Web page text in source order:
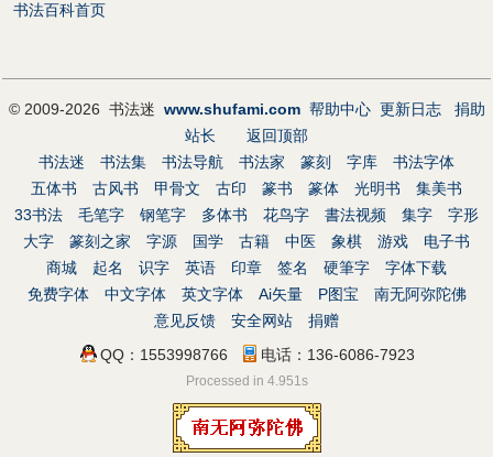
书法百科首页
© 2009-2026 书法迷 www.shufami.com 帮助中心 更新日志
捐助
站长
返回顶部
书法迷
书法集 书法导航 书法家 篆刻 字库
书法字体
五体书
古风书 甲骨文 古印 篆书 篆体 光明书
集美书
33书法
毛笔字 钢笔字 多体书 花鸟字 書法视频 集字
字形
大字
篆刻之家 字源 国学 古籍 中医 象棋 游戏
电子书
商城
起名 识字 英语 印章 签名 硬筆字
字体下载
免费字体
中文字体 英文字体 Ai矢量 P图宝
南无阿弥陀佛
意见反馈
安全网站
捐赠
QQ：1553998766
电话：136-6086-7923
Processed in 4.951s